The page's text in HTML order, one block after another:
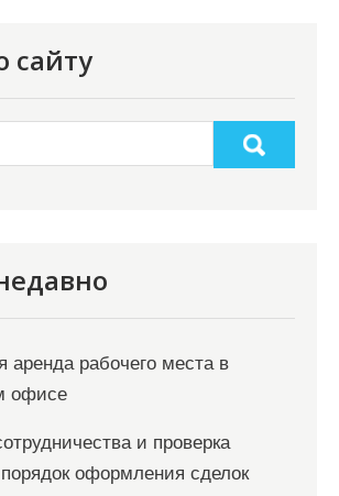
сайту
аренда рабочего места в
офисе
и проверка
оформления сделок